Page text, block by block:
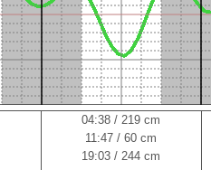
04:38 / 219 cm
11:47 / 60 cm
19:03 / 244 cm